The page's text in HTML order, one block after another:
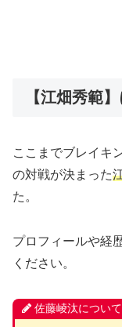
【江畑秀範
ここまでブレイキ
の対戦が決まった
た。
プロフィールや経
ください。
佐藤崚汰について